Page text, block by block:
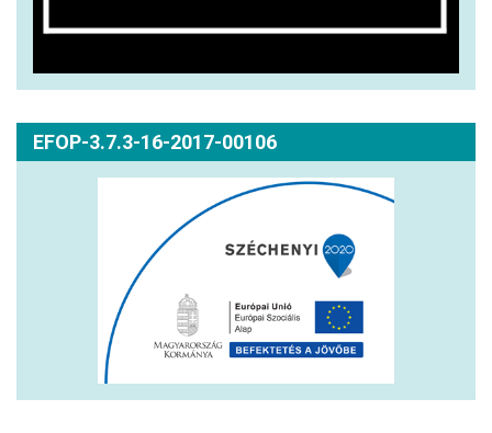
EFOP-3.7.3-16-2017-00106